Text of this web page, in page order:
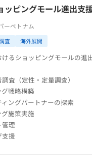
ッピングモール進出支
ーベトナム
査 海外展開
るショッピングモールの進
査（定性・定量調査）
グ戦略構築
ィングパートナーの探索
グ施策実施
管理
支援